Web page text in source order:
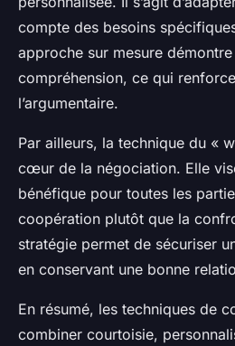
compte des besoins
approche sur mesure
compréhension, ce qui
l’argumentaire.
Par ailleurs, la technique du «
cœur de la négociation. Elle
bénéfique pour toutes les
coopération plutôt que la
stratégie permet de sécuriser
en conservant une bonne
En résumé, les techniques de
combiner courtoisie,